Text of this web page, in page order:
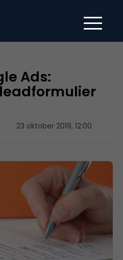
Ads:
23 oktober 2019, 12:00